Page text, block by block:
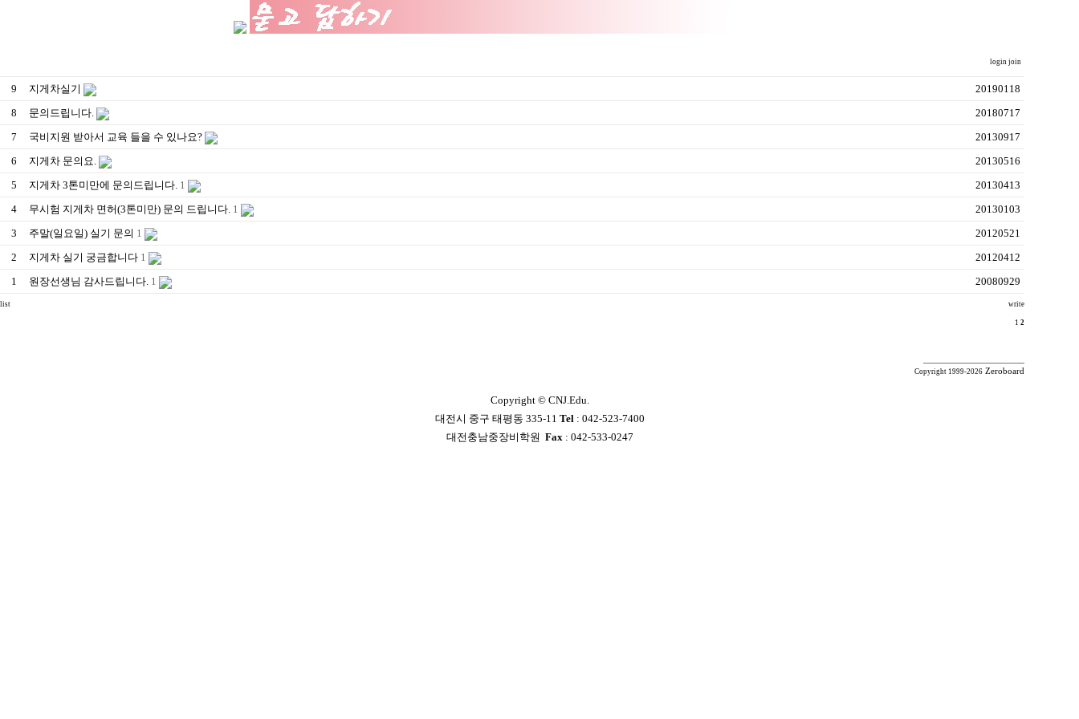
login join
9 지게차실기
20190118
8
문의드립니다.
20180717
7
국비지원 받아서 교육 들을 수 있나요?
20130917
6
지게차 문의요.
20130516
5
지게차 3톤미만에 문의드립니다. 1
20130413
4
무시험 지게차 면허(3톤미만) 문의 드립니다. 1
20130103
3
주말(일요일) 실기 문의 1
20120521
2
지게차 실기 궁금합니다 1
20120412
1
원장선생님 감사드립니다. 1 20080929
list write
1 2
Copyright 1999-2026 Zeroboard
Copyright ©CNJ.Edu.
대전시 중구 태평동 335-11 Tel : 042-523-7400
대전충남중장비학원 Fax : 042-533-0247